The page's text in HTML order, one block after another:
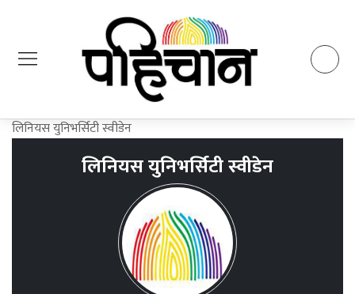
लिनियस युनिभर्सिटी स्वीडेन
लिनियस युनिभर्सिटी स्वीडेन